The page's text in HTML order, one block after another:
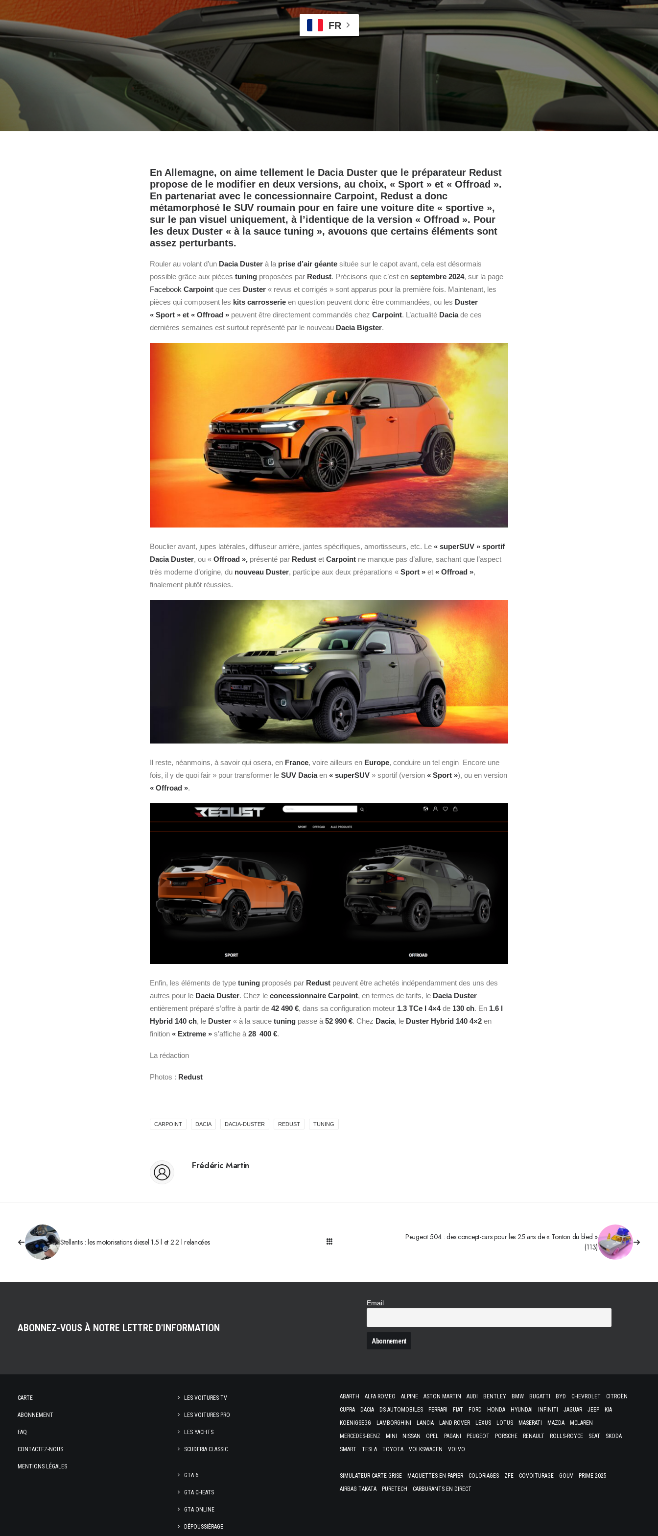
FR
En Allemagne, on aime tellement le Dacia Duster que le préparateur Redust
propose de le modifier en deux versions, au choix, « Sport » et « Offroad ».
En partenariat avec le concessionnaire Carpoint, Redust a donc
métamorphosé le SUV roumain pour en faire une voiture dite « sportive »,
sur le pan visuel uniquement, à l’identique de la version « Offroad ». Pour
les deux Duster « à la sauce tuning », avouons que certains éléments sont
assez perturbants.
Rouler au volant d’un DaciaDuster à la prise d’air géante située sur le capot avant, cela est désormais
possible grâce aux pièces tuning proposées par Redust. Précisons que c’est en septembre 2024, sur la page
Facebook Carpoint que ces Duster « revus et corrigés » sont apparus pour la première fois. Maintenant, les
pièces qui composent les kits carrosserie en question peuvent donc être commandées, ou les Duster
« Sport » et « Offroad » peuvent être directement commandés chez Carpoint. L’actualité Daciade ces
dernières semaines est surtout représenté par le nouveau Dacia Bigster.
Bouclier avant, jupes latérales, diffuseur arrière, jantes spécifiques, amortisseurs, etc. Le « superSUV » sportif
Dacia Duster, ou « Offroad », présenté par Redust et Carpoint ne manque pas d’allure, sachant que l’aspect
très moderne d’origine, du nouveau Duster, participe aux deux préparations « Sport » et « Offroad »,
finalement plutôt réussies.
Il reste, néanmoins, à savoir qui osera, en France, voire ailleurs en Europe, conduire un tel engin Encore une
fois, il y de quoi fair » pour transformer le SUV Daciaen « superSUV » sportif (version « Sport »), ou en version
« Offroad ».
Enfin, les éléments de type tuning proposés par Redust peuvent être achetés indépendamment des uns des
autres pour le Dacia Duster. Chez le concessionnaire Carpoint, en termes de tarifs, le Dacia Duster
entièrement préparé s’offre à partir de 42 490 €, dans sa configuration moteur 1.3 TCe l 4×4de 130 ch. En 1.6 l
Hybrid 140 ch, le Duster « à la sauce tuning passe à 52 990 €. Chez Dacia, le Duster Hybrid 140 4×2 en
finition « Extreme » s’affiche à 28 400 €.
La rédaction
Photos : Redust
CARPOINT DACIA DACIA-DUSTER REDUST TUNING
Frédéric Martin
Stellantis : les motorisations diesel 1.5 l et 2.2 l relancées
Peugeot 504 : des concept-cars pour les 25 ans de « Tonton du bled »
(113)
ABONNEZ-VOUS À NOTRE LETTRE D'INFORMATION
Email
CARTE
ABONNEMENT
FAQ
CONTACTEZ-NOUS
MENTIONS LÉGALES
LES VOITURES TV
LES VOITURES PRO
LES YACHTS
SCUDERIA CLASSIC
GTA 6
GTA CHEATS
GTA ONLINE
DÉPOUSSIÉRAGE
ABARTH ALFA ROMEO ALPINE ASTON MARTIN AUDI BENTLEY BMW BUGATTI BYD CHEVROLET
CITROËN
CUPRA
DACIA DS AUTOMOBILES FERRARI FIAT FORD HONDA HYUNDAI INFINITI JAGUAR JEEP
KIA
KOENIGSEGG
LAMBORGHINI LANCIA LAND ROVER LEXUS LOTUS MASERATI MAZDA
MCLAREN
MERCEDES-BENZ
MINI NISSAN OPEL PAGANI PEUGEOT PORSCHE RENAULT ROLLS-ROYCE SEAT
SKODA
SMART
TESLA TOYOTA VOLKSWAGEN VOLVO
SIMULATEUR CARTE GRISE MAQUETTES EN PAPIER COLORIAGES ZFE COVOITURAGE GOUV
PRIME 2025
AIRBAG TAKATA
PURETECH CARBURANTS EN DIRECT